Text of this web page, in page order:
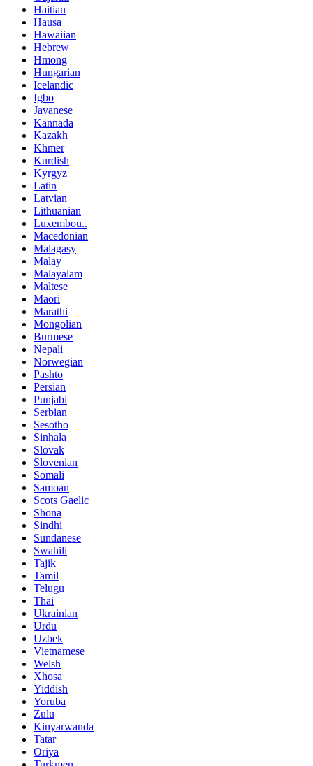
Haitian
Hausa
Hawaiian
Hebrew
Hmong
Hungarian
Icelandic
Igbo
Javanese
Kannada
Kazakh
Khmer
Kurdish
Kyrgyz
Latin
Latvian
Lithuanian
Luxembou..
Macedonian
Malagasy
Malay
Malayalam
Maltese
Maori
Marathi
Mongolian
Burmese
Nepali
Norwegian
Pashto
Persian
Punjabi
Serbian
Sesotho
Sinhala
Slovak
Slovenian
Somali
Samoan
Scots Gaelic
Shona
Sindhi
Sundanese
Swahili
Tajik
Tamil
Telugu
Thai
Ukrainian
Urdu
Uzbek
Vietnamese
Welsh
Xhosa
Yiddish
Yoruba
Zulu
Kinyarwanda
Tatar
Oriya